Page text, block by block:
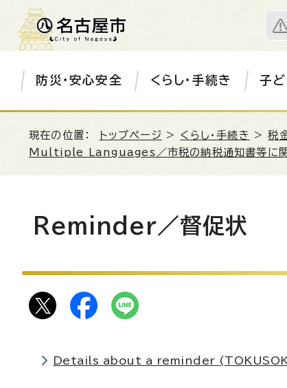
防災・安心安全 くらし・手続き 子ど
現在の位置： トップページ > くらし・手続き >税
Multiple Languages／市税の納税通知書等に関
Reminder／督促状
Details about a reminder